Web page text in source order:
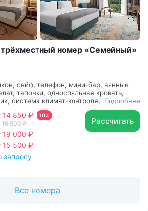
номер «Семейный»
сейф, телефон, мини-бар, ванные
тапочки, односпальная кровать,
система климат-контроля,
и удобным стулом, Туалетный
Гигиенический душ, чайный набор
Подробнее
14 850 ₽ 10%
16 500 ₽
19 000 ₽
15 500 ₽
запросу
Рассчитать
Все номера